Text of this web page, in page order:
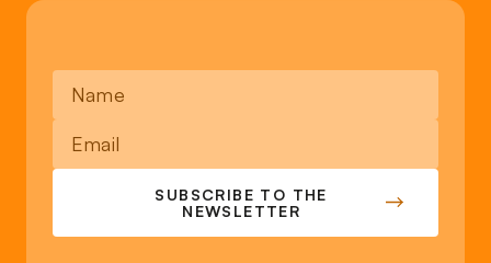
SUBSCRIBE TO THE
NEWSLETTER